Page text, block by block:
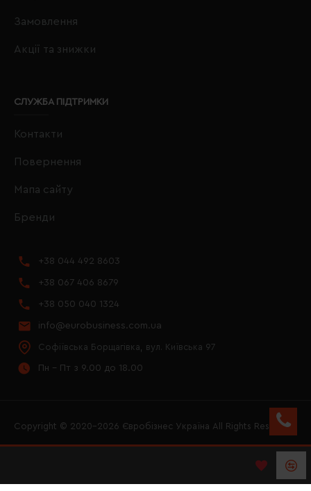
Замовлення
Акції та знижки
СЛУЖБА ПІДТРИМКИ
Контакти
Повернення
Мапа сайту
Бренди
+38 044 492 8603
+38 067 406 8679
+38 050 040 1324
info@eurobusiness.com.ua
Софіївська Борщагівка, вул. Київська 97
Пн - Пт з 9.00 до 18.00
Copyright © 2020–2026 Євробізнес Україна All Rights Reserved
LOGO ЄВРОБІЗНЕС